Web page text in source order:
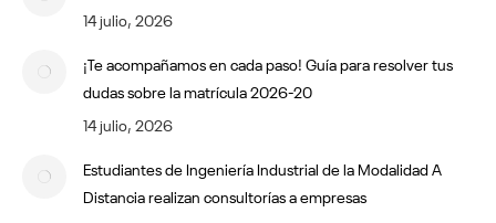
14 julio, 2026
¡Te acompañamos en cada paso! Guía para resolver tus
dudas sobre la matrícula 2026-20
14 julio, 2026
Estudiantes de Ingeniería Industrial de la Modalidad A
Distancia realizan consultorías a empresas